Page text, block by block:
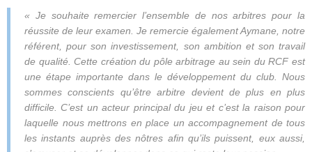
« Je souhaite remercier l’ensemble de nos arbitres pour la
réussite de leur examen. Je remercie également Aymane, notre
référent, pour son investissement, son ambition et son travail
de qualité. Cette création du pôle arbitrage au sein du RCF est
une étape importante dans le développement du club. Nous
sommes conscients qu’être arbitre devient de plus en plus
difficile. C’est un acteur principal du jeu et c’est la raison pour
laquelle nous mettrons en place un accompagnement de tous
les instants auprès des nôtres afin qu’ils puissent, eux aussi,